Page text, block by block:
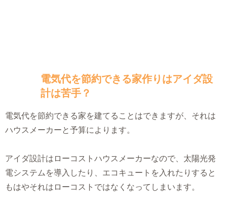
電気代を節約できる家作りはアイダ設
計は苦手？
電気代を節約できる家を建てることはできますが、それは
ハウスメーカーと予算によります。
アイダ設計はローコストハウスメーカーなので、太陽光発
電システムを導入したり、エコキュートを入れたりすると
もはやそれはローコストではなくなってしまいます。